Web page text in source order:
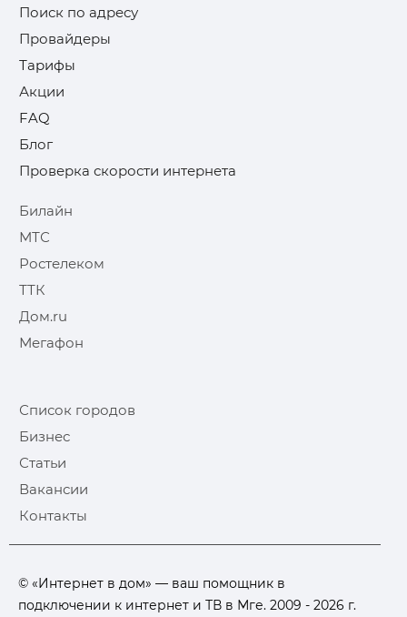
Поиск по адресу
Провайдеры
Тарифы
Акции
FAQ
Блог
Проверка скорости интернета
Билайн
МТС
Ростелеком
ТТК
Дом.ru
Мегафон
Список городов
Бизнес
Статьи
Вакансии
Контакты
© «Интернет в дом» — ваш помощник в
подключении к интернет и ТВ в Мге. 2009 - 2026 г.